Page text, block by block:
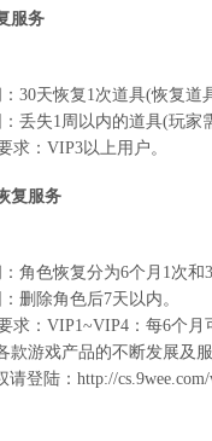
服务
30天恢复 1 次道具(恢复道
：丢失1 周以内的道具(玩家
求： VIP3以上用户。
复服务
：角色恢复分为6个月 1 次和3
：删除角色后7天以内。
求： VIP1~VIP4 ：每6个月
游戏产品的不断发展及服
请登陆： http://